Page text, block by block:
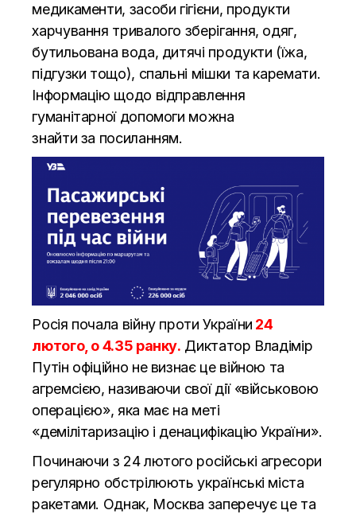
медикаменти, засоби гігієни, продукти
харчування тривалого зберігання, одяг,
бутильована вода, дитячі продукти (їжа,
підгузки тощо), спальні мішки та каремати.
Інформацію щодо відправлення
гуманітарної допомоги можна
знайти за посиланням.
Росія почала війну проти України 24
лютого, о 4.35 ранку. Диктатор Владімір
Путін офіційно не визнає це війною та
агремсією, називаючи свої дії «військовою
операцією», яка має на меті
«демілітаризацію і денацифікацію України».
Починаючи з 24 лютого російські агресори
регулярно обстрілюють українські міста
ракетами. Однак, Москва заперечує це та